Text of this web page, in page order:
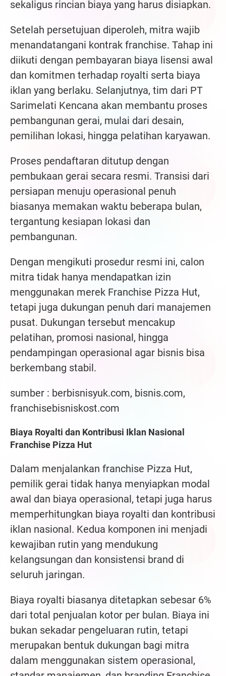
sekaligus rincian biaya yang harus disiapkan.
Setelah persetujuan diperoleh, mitra wajib
menandatangani kontrak franchise. Tahap ini
diikuti dengan pembayaran biaya lisensi awal
dan komitmen terhadap royalti serta biaya
iklan yang berlaku. Selanjutnya, tim dari PT
Sarimelati Kencana akan membantu proses
pembangunan gerai, mulai dari desain,
pemilihan lokasi, hingga pelatihan karyawan.
Proses pendaftaran ditutup dengan
pembukaan gerai secara resmi. Transisi dari
persiapan menuju operasional penuh
biasanya memakan waktu beberapa bulan,
tergantung kesiapan lokasi dan
pembangunan.
Dengan mengikuti prosedur resmi ini, calon
mitra tidak hanya mendapatkan izin
menggunakan merek Franchise Pizza Hut,
tetapi juga dukungan penuh dari manajemen
pusat. Dukungan tersebut mencakup
pelatihan, promosi nasional, hingga
pendampingan operasional agar bisnis bisa
berkembang stabil.
sumber : berbisnisyuk.com, bisnis.com,
franchisebisniskost.com
Biaya Royalti dan Kontribusi Iklan Nasional
Franchise Pizza Hut
Dalam menjalankan franchise Pizza Hut,
pemilik gerai tidak hanya menyiapkan modal
awal dan biaya operasional, tetapi juga harus
memperhitungkan biaya royalti dan kontribusi
iklan nasional. Kedua komponen ini menjadi
kewajiban rutin yang mendukung
kelangsungan dan konsistensi brand di
seluruh jaringan.
Biaya royalti biasanya ditetapkan sebesar 6%
dari total penjualan kotor per bulan. Biaya ini
bukan sekadar pengeluaran rutin, tetapi
merupakan bentuk dukungan bagi mitra
dalam menggunakan sistem operasional,